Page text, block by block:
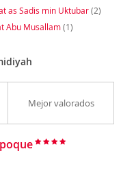
as Sadis min Uktubar(2)
Abu Musallam(1)
Mejor valorados